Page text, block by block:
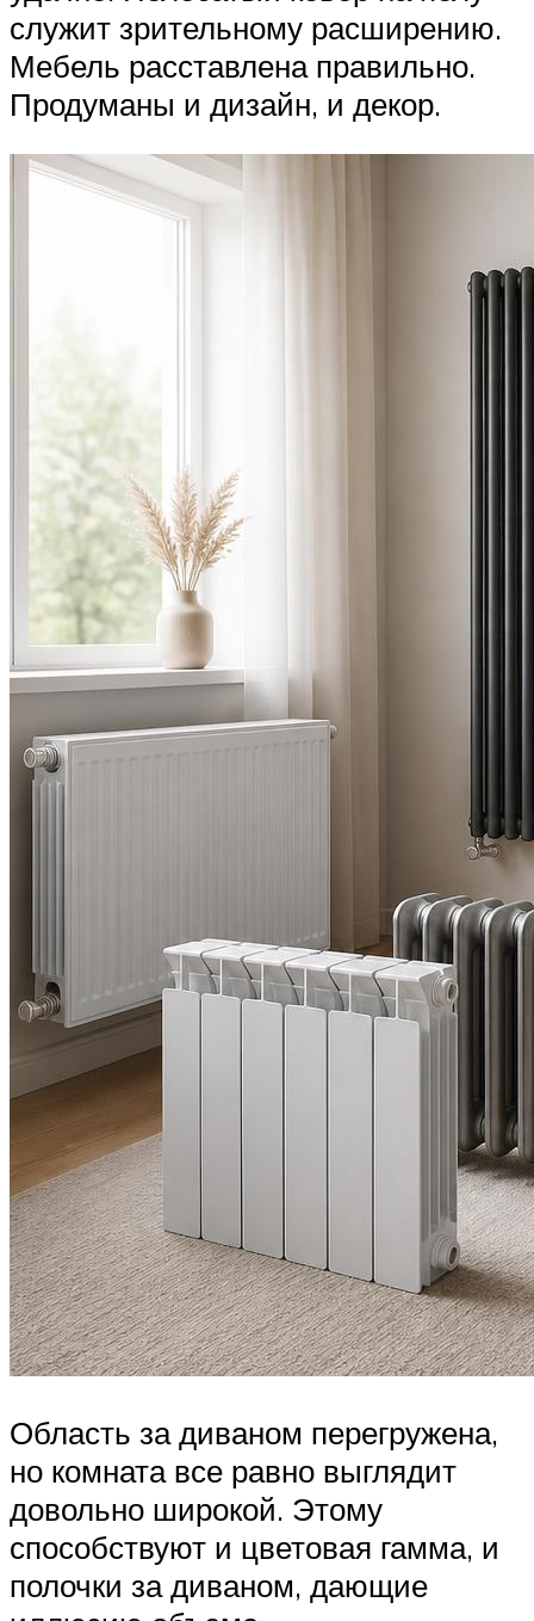
служит зрительному расширению.
Мебель расставлена правильно.
Продуманы и дизайн, и декор.
Область за диваном перегружена,
но комната все равно выглядит
довольно широкой. Этому
способствуют и цветовая гамма, и
полочки за диваном, дающие